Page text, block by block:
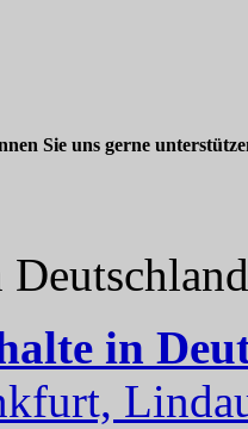
Sie uns gerne
in